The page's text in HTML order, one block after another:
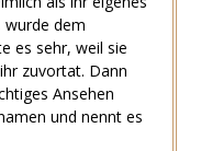
wurde dem
es sehr, weil sie
zuvortat. Dann
Ansehen
und nennt es